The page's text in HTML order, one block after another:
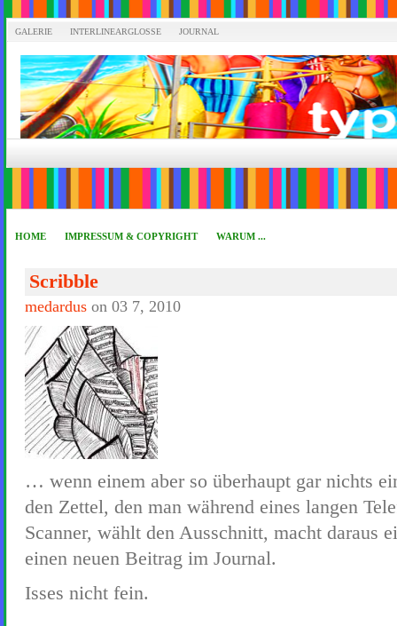
GALERIE INTERLINEARGLOSSE JOURNAL
HOME IMPRESSUM & COPYRIGHT WARUM ...
Scribble
medarduson 03 7, 2010
… wenn einem aber so überhaupt gar nichts
den Zettel, den man während eines langen
Scanner, wählt den Ausschnitt, macht daraus
einen neuen Beitrag im Journal.
Isses nicht fein.